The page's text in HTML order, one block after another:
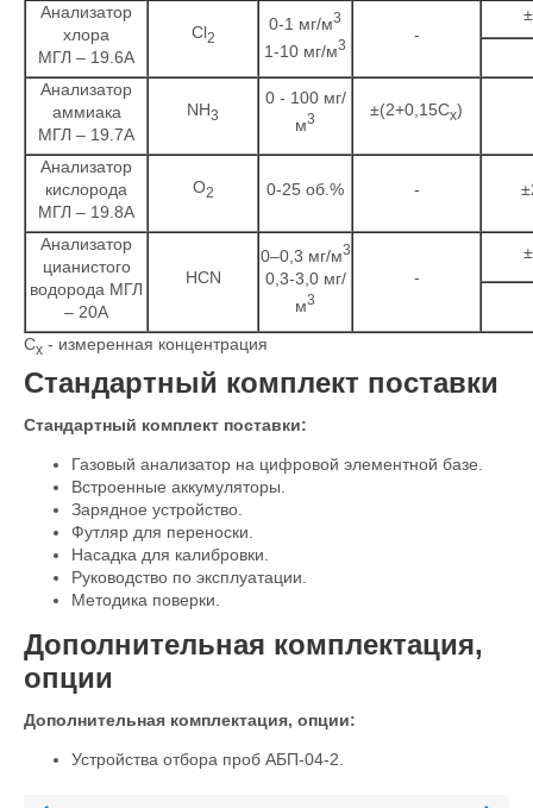
Анализатор
хлора
МГЛ – 19.6А
Cl2
0-1 мг/м3
1-10 мг/м3
-
Анализатор
аммиака
МГЛ – 19.7А
NH3
0 - 100 мг/
м3 ±(2+0,15Cx)
Анализатор
кислорода
МГЛ – 19.8А
O2 0-25 об.% -
Анализатор
цианистого
водорода МГЛ
– 20А
HCN
0–0,3 мг/м3
0,3-3,0 мг/
м3
-
Cx - измеренная концентрация
Стандартный комплект поставки
Стандартный комплект поставки:
Газовый анализатор на цифровой элементной базе.
Встроенные аккумуляторы.
Зарядное устройство.
Футляр для переноски.
Насадка для калибровки.
Руководство по эксплуатации.
Методика поверки.
Дополнительная комплектация,
опции
Дополнительная комплектация, опции:
Устройства отбора проб АБП-04-2.